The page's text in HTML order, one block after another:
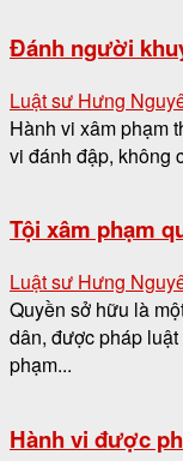
Đánh người
Luật sư Hưng
Hành vi xâm phạm
vi đánh đập, không
Tội xâm phạm
Luật sư Hưng
Quyền sở hữu là
dân, được pháp
phạm...
Hành vi được